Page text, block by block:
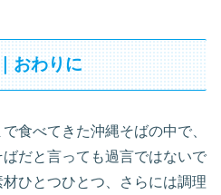
おわりに
食べてきた沖縄そばの中で、
だと言っても過言ではないで
ひとつひとつ、さらには調理